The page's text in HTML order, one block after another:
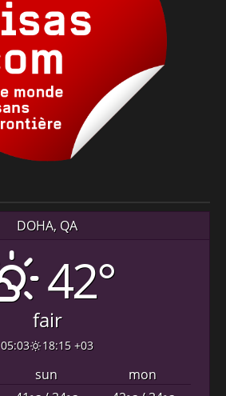
DOHA, QA
42°
fair
05:03 18:15 +03
sun
mon